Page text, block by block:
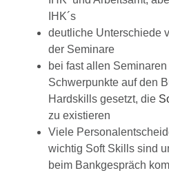
IHK´s
deutliche Unterschiede
der Seminare
bei fast allen
Schwerpunkte auf den
Hardskills gesetzt, die
zu existieren
Viele
wichtig Soft Skills sind
beim Bankgespräch